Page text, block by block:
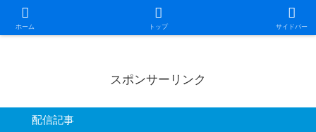
ホーム トップ サイドバー
日本第一！ニュース録
スポンサーリンク
配信記事